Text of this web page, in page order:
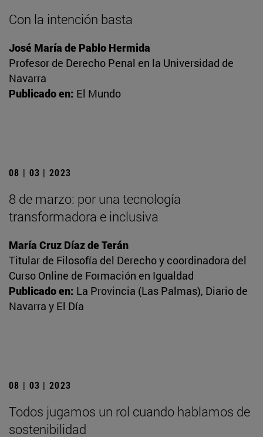
Con la intención basta
José María de Pablo Hermida
Profesor de Derecho Penal en la Universidad de
Navarra
Publicado en: El Mundo
08 | 03 | 2023
8 de marzo: por una tecnología
transformadora e inclusiva
María Cruz Díaz de Terán
Titular de Filosofía del Derecho y coordinadora del
Curso Online de Formación en Igualdad
Publicado en: La Provincia (Las Palmas), Diario de
Navarra y El Día
08 | 03 | 2023
Todos jugamos un rol cuando hablamos de
sostenibilidad